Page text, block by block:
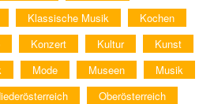
Klassische Musik
Kochen
Konzert Kultur
Kunst
Mode Museen
Musik
Oberösterreich